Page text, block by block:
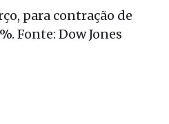
para contração de
Fonte: Dow Jones